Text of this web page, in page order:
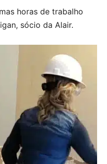
horas de trabalho
sócio da Alair.